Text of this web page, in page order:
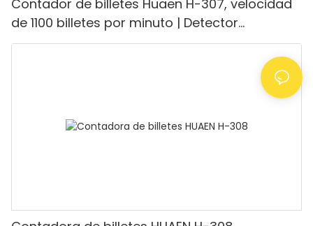
Contador de billetes Huaen H-307, velocidad
de 1100 billetes por minuto | Detector
UV/magnético/infrarrojo/falsificación,
contadora de efectivo con pantalla LCD,